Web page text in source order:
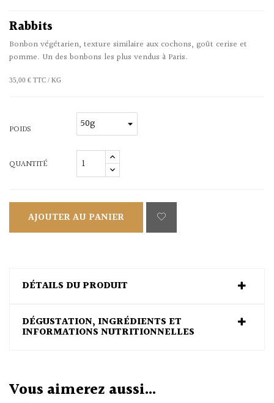
Rabbits
Bonbon végétarien, texture similaire aux cochons, goût cerise et
pomme. Un des bonbons les plus vendus à Paris.
35,00 € TTC / KG
POIDS
QUANTITÉ
AJOUTER AU PANIER
DÉTAILS DU PRODUIT
DÉGUSTATION, INGRÉDIENTS ET
INFORMATIONS NUTRITIONNELLES
Vous aimerez aussi...